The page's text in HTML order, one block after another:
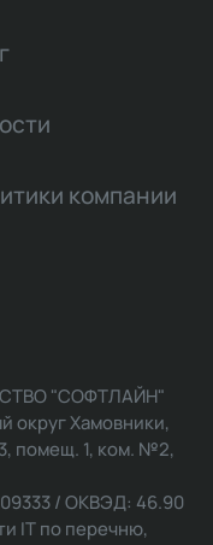
компании
"СОФТЛАЙН"
округ Хамовники,
3, помещ. 1, ком. №2,
/ ОКВЭД: 46.90
IT по перечню,